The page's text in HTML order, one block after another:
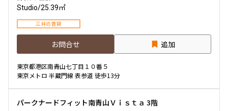
Studio/25.39㎡
三井の賃貸
お問合せ 追加
東京都港区南青山七丁目１０番５
東京メトロ 半蔵門線 表参道 徒歩13分
パークナードフィット南青山Ｖｉｓｔａ 3階